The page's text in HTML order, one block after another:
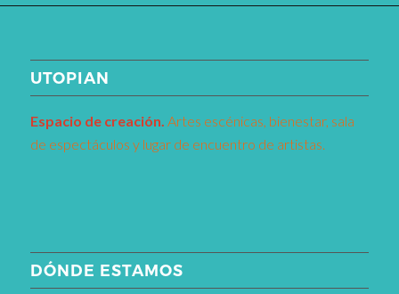
UTOPIAN
Espacio de creación. Artes escénicas, bienestar, sala
de espectáculos y lugar de encuentro de artistas.
DÓNDE ESTAMOS